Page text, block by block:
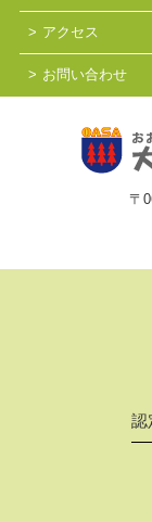
アクセス
お問い合わせ
〒
認